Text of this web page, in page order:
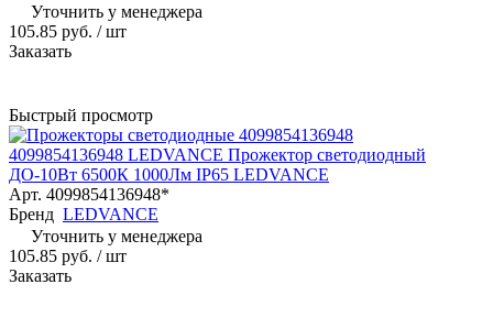
Уточнить у менеджера
105.85 руб. / шт
Заказать
Быстрый просмотр
4099854136948 LEDVANCE Прожектор светодиодный
ДО-10Вт 6500К 1000Лм IP65 LEDVANCE
Арт. 4099854136948*
Бренд LEDVANCE
Уточнить у менеджера
105.85 руб. / шт
Заказать